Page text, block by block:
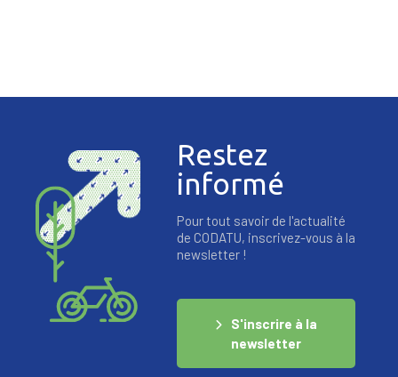
Restez
informé
Pour tout savoir de l'actualité
de CODATU, inscrivez-vous à la
newsletter !
S'inscrire à la
newsletter